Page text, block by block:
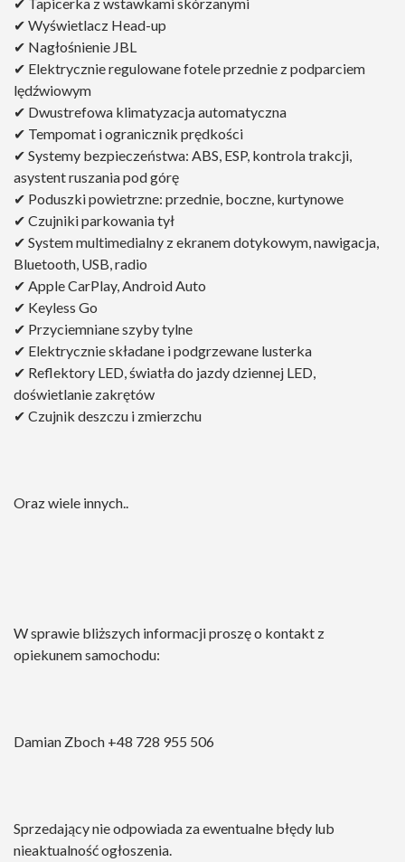
✔ Wyświetlacz Head-up
✔ Nagłośnienie JBL
✔ Elektrycznie regulowane fotele przednie z podparciem
lędźwiowym
✔ Dwustrefowa klimatyzacja automatyczna
✔ Tempomat i ogranicznik prędkości
✔ Systemy bezpieczeństwa: ABS, ESP, kontrola trakcji,
asystent ruszania pod górę
✔ Poduszki powietrzne: przednie, boczne, kurtynowe
✔ Czujniki parkowania tył
✔ System multimedialny z ekranem dotykowym, nawigacja,
Bluetooth, USB, radio
✔ Apple CarPlay, Android Auto
✔ Keyless Go
✔ Przyciemniane szyby tylne
✔ Elektrycznie składane i podgrzewane lusterka
✔ Reflektory LED, światła do jazdy dziennej LED,
doświetlanie zakrętów
✔ Czujnik deszczu i zmierzchu
Oraz wiele innych..
W sprawie bliższych informacji proszę o kontakt z
opiekunem samochodu:
Damian Zboch +48 728 955 506
Sprzedający nie odpowiada za ewentualne błędy lub
nieaktualność ogłoszenia.